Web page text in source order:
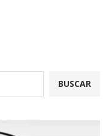
BUSCAR